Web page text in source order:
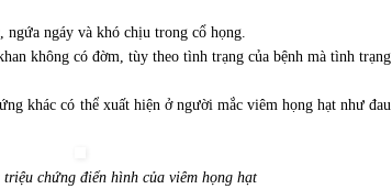
ngáy và khó chịu trong cổ họng.
không có đờm, tùy theo tình trạng của bệnh mà tình trạng
khác có thể xuất hiện ở người mắc viêm họng hạt như đau
chứng điển hình của viêm họng hạt